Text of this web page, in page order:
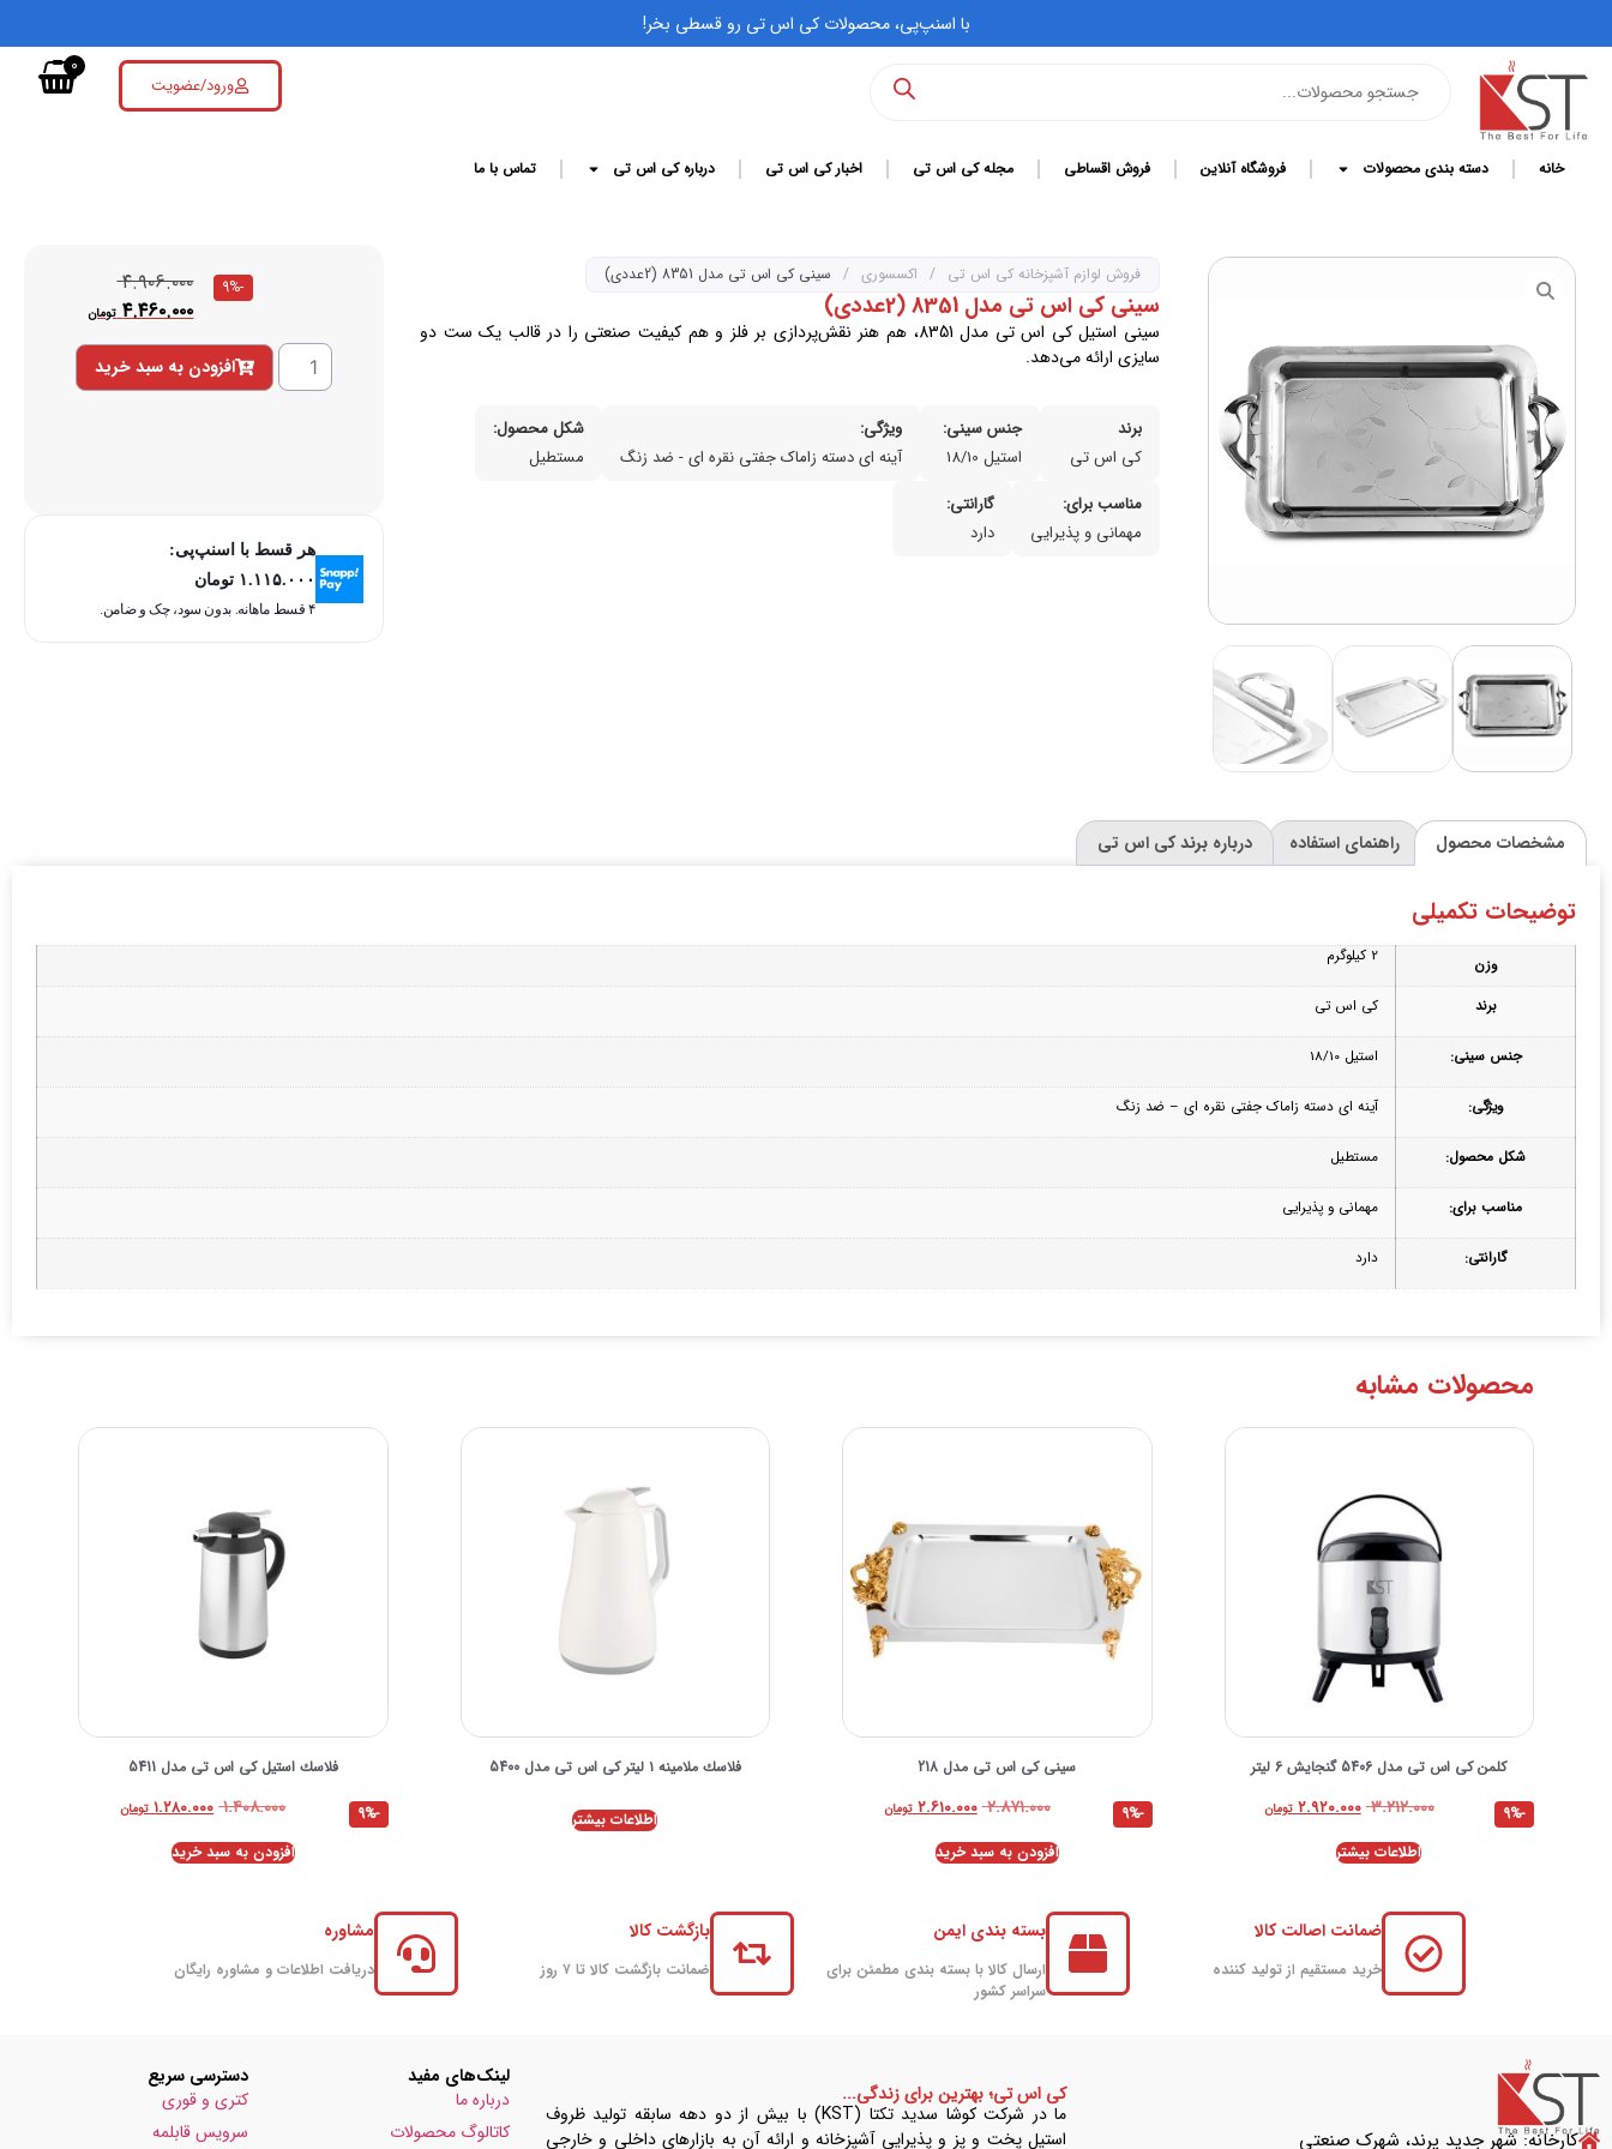
با اسنپ‌پی، محصولات کی اس تی رو قسطی بخر!
ورود/عضویت
0
خانه دسته بندی محصولات فروشگاه آنلاین فروش اقساطی مجله کی اس تی اخبار کی اس تی درباره کی اس تی تماس با ما
فروش لوازم آشپزخانه کی اس تی / اکسسوری / سینی کی اس تی مدل 8351 (2عددی)
سینی کی اس تی مدل 8351 (2عددی)
سینی استیل کی اس تی مدل 8351، هم هنر نقش‌پردازی بر فلز و هم کیفیت صنعتی را در قالب یک ست دو
سایزی ارائه می‌دهد.
برند
کی اس تی
جنس سینی:
استیل 18/10
ویژگی:
آینه ای دسته زاماک جفتی نقره ای - ضد زنگ
شکل محصول:
مستطیل
مناسب برای:
مهمانی و پذیرایی
گارانتی:
دارد
۴.۹۰۶.۰۰۰
۴.۴۶۰.۰۰۰ تومان
-9%
افزودن به سبد خرید
هر قسط با اسنپ‌پی:
۱.۱۱۵.۰۰۰ تومان
۴ قسط ماهانه. بدون سود، چک و ضامن.
مشخصات محصول راهنمای استفاده درباره برند کی اس تی
توضیحات تکمیلی
وزن 2 کیلوگرم
برند کی اس تی
جنس سینی: استیل 18/10
ویژگی: آینه ای دسته زاماک جفتی نقره ای – ضد زنگ
شکل محصول: مستطیل
مناسب برای: مهمانی و پذیرایی
گارانتی: دارد
محصولات مشابه
کلمن کی اس تی مدل 5406 گنجایش 6 لیتر
۳.۲۱۲.۰۰۰ ۲.۹۲۰.۰۰۰ تومان
-9%
اطلاعات بیشتر
سینی کی اس تی مدل 218
۲.۸۷۱.۰۰۰ ۲.۶۱۰.۰۰۰ تومان
-9%
افزودن به سبد خرید
فلاسك ملامینه ۱ لیتر کی اس تی مدل 5400
اطلاعات بیشتر
فلاسك استيل کی اس تی مدل 5411
۱.۴۰۸.۰۰۰ ۱.۲۸۰.۰۰۰ تومان
-9%
افزودن به سبد خرید
ضمانت اصالت کالا
خرید مستقیم از تولید کننده
بسته بندی ایمن
ارسال کالا با بسته بندی مطمئن برای
سراسر کشور
بازگشت کالا
ضمانت بازگشت کالا تا ۷ روز
مشاوره
دریافت اطلاعات و مشاوره رایگان
کارخانه: شهر جدید پرند، شهرک صنعتی
کی اس تی؛ بهترین برای زندگی...
ما در شرکت کوشا سدید تکتا (KST) با بیش از دو دهه سابقه تولید ظروف
استیل پخت و پز و پذیرایی آشپزخانه و ارائه آن به بازارهای داخلی و خارجی
لینک‌های مفید
درباره ما
کاتالوگ محصولات
دسترسی سریع
کتری و قوری
سرویس قابلمه